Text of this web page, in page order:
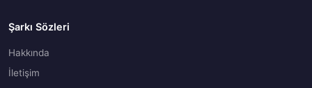
Şarkı Sözleri
Hakkında
İletişim